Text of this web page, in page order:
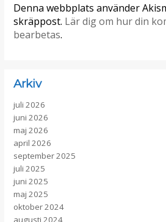
Denna webbplats använder
skräppost. Lär dig om hur din
bearbetas.
Arkiv
juli 2026
juni 2026
maj 2026
april 2026
september 2025
juli 2025
juni 2025
maj 2025
oktober 2024
augusti 2024